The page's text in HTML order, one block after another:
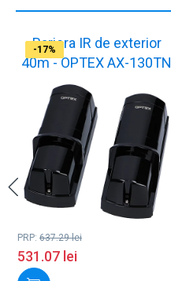
-17%
Bariera IR de exterior
40m - OPTEX AX-130TN
PRP: 637.29lei
531.07 lei
-17%
-17%
-17%
-17%
-17%
-17%
-17%
-17%
-17%